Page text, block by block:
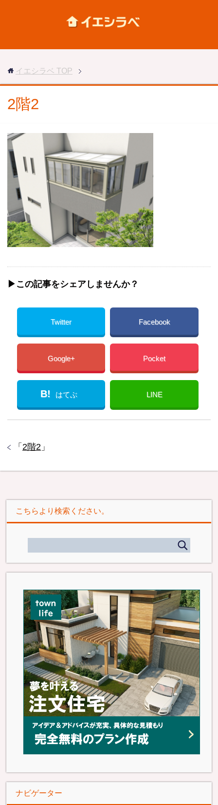
イエシラベ TOP
2階2
▶︎この記事をシェアしませんか？
Twitter Facebook
Google+ Pocket
B! はてぶ LINE
「 2階2 」
こちらより検索ください。
ナビゲーター